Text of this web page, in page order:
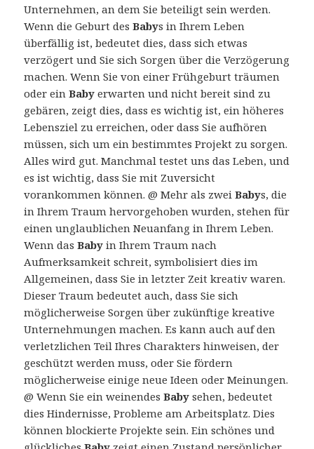
Unternehmen, an dem Sie beteiligt sein werden.
Wenn die Geburt desBabys in Ihrem Leben
überfällig ist, bedeutet dies, dass sich etwas
verzögert und Sie sich Sorgen über die Verzögerung
machen. Wenn Sie von einer Frühgeburt träumen
oder einBaby erwarten und nicht bereit sind zu
gebären, zeigt dies, dass es wichtig ist, ein höheres
Lebensziel zu erreichen, oder dass Sie aufhören
müssen, sich um ein bestimmtes Projekt zu sorgen.
Alles wird gut. Manchmal testet uns das Leben, und
es ist wichtig, dass Sie mit Zuversicht
vorankommen können. @ Mehr als zweiBabys, die
in Ihrem Traum hervorgehoben wurden, stehen für
einen unglaublichen Neuanfang in Ihrem Leben.
Wenn dasBaby in Ihrem Traum nach
Aufmerksamkeit schreit, symbolisiert dies im
Allgemeinen, dass Sie in letzter Zeit kreativ waren.
Dieser Traum bedeutet auch, dass Sie sich
möglicherweise Sorgen über zukünftige kreative
Unternehmungen machen. Es kann auch auf den
verletzlichen Teil Ihres Charakters hinweisen, der
geschützt werden muss, oder Sie fördern
möglicherweise einige neue Ideen oder Meinungen.
@ Wenn Sie ein weinendesBaby sehen, bedeutet
dies Hindernisse, Probleme am Arbeitsplatz. Dies
können blockierte Projekte sein. Ein schönes und